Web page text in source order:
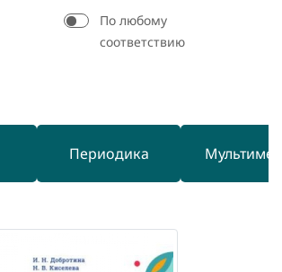
По любому
соответствию
Периодика